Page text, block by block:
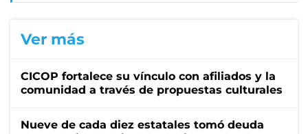
Ver más
CICOP fortalece su vínculo con afiliados y la
comunidad a través de propuestas culturales
Nueve de cada diez estatales tomó deuda